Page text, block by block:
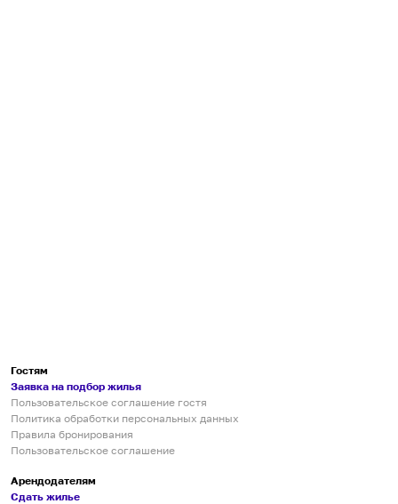
Гостям
Заявка на подбор жилья
Пользовательское соглашение гостя
Политика обработки персональных данных
Правила бронирования
Пользовательское соглашение
Арендодателям
Сдать жилье